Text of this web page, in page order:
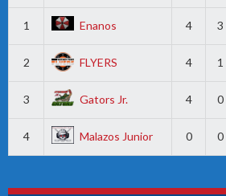
1 Enanos 4 3
2 FLYERS 4 1
3 Gators Jr. 4 0
4 Malazos Junior 0 0